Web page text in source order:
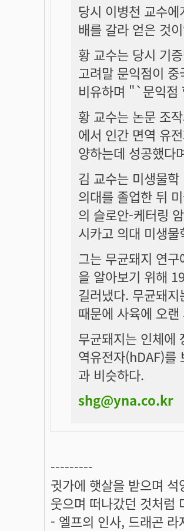
당시 이병천 교수
배를 갈라 얻은 것
황 교수는 당시 기
고려말 문익점이
비유하며 "`문익점
황 교수는 논문 조
에서 인간 면역 유
양하는데 성공했다
김 교수는 미생물
의대를 졸업한 뒤
의 슬로안-케터링
시카고 의대 미생
그는 무균돼지 연
을 알아보기 위해
길러냈다. 무균돼
때문에 사육에 오
무균돼지는 인체에
역유전자(hDAF)를
과 비슷하다.
shg@yna.co.kr
---------
귓가에 햇살을 받으며
웃으며 떠나갔던 것처럼
- 엘프의 인사, 드래곤 라